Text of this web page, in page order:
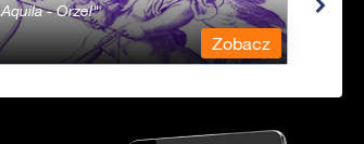
Aquila - Orzeł
Zobacz